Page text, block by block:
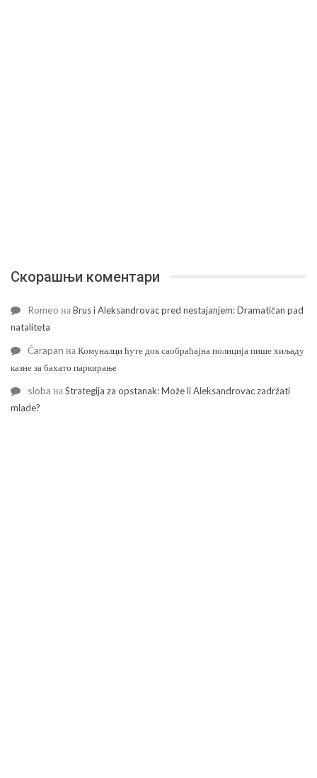
Скорашњи коментари
Romeo наBrus i Aleksandrovac pred nestajanjem: Dramatičan pad
nataliteta
Čarapan наКомуналци ћуте док саобраћајна полиција пише хиљаду
казне за бахато паркирање
sloba наStrategija za opstanak: Može li Aleksandrovac zadržati
mlade?